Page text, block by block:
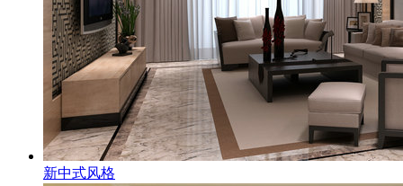
新中式风格